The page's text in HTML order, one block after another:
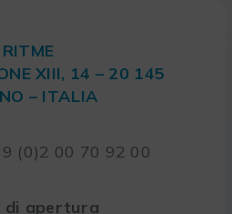
RITME
XIII, 14 – 20 145
– ITALIA
(0)2 00 70 92 00
di apertura